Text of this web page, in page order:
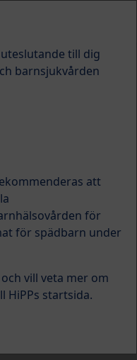
&
frågor om barnmat,
hittar
föräldrar och
till dig
barnsjukvården
att
för
för spädbarn under
vill veta mer om
HiPPs startsida.